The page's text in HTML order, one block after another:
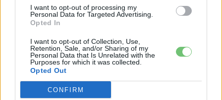
I want to opt-out of processing my
Personal Data for Targeted Advertising.
Opted In
I want to opt-out of Collection, Use,
Retention, Sale, and/or Sharing of my
Personal Data that Is Unrelated with the
Purposes for which it was collected.
Opted Out
CONFIRM